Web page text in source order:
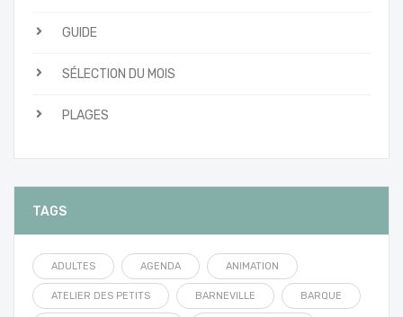
GUIDE
SÉLECTION DU MOIS
PLAGES
TAGS
ADULTES AGENDA ANIMATION
ATELIER DES PETITS BARNEVILLE BARQUE